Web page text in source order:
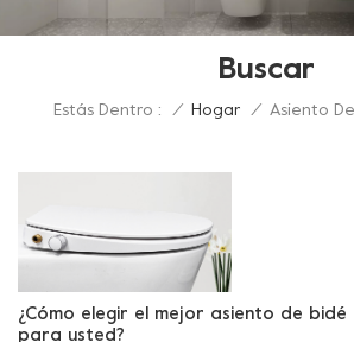
Buscar
Estás Dentro : / Hogar / Asiento
¿Cómo elegir el mejor asiento de
para usted?